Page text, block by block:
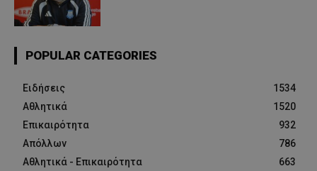
POPULAR CATEGORIES
Ειδήσεις
1534
Αθλητικά
1520
Επικαιρότητα
932
Απόλλων
786
Αθλητικά - Επικαιρότητα
663